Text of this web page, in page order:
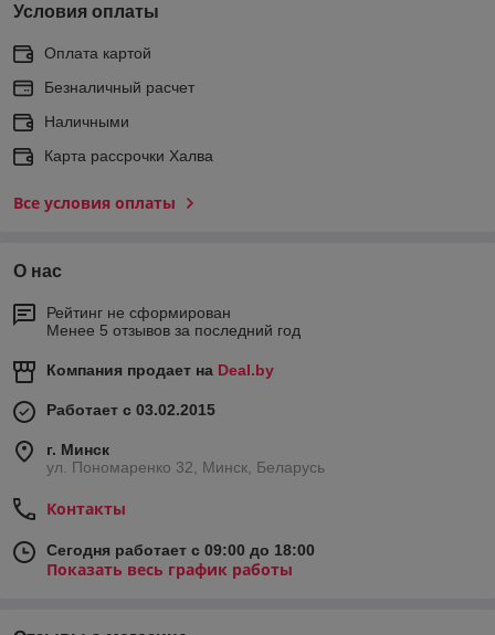
Условия оплаты
Оплата картой
Безналичный расчет
Наличными
Карта рассрочки Халва
Все условия оплаты
О нас
Рейтинг не сформирован
Менее 5 отзывов за последний год
Компания продает на Deal.by
Работает с 03.02.2015
г. Минск
ул. Пономаренко 32, Минск, Беларусь
Контакты
Сегодня работает с 09:00 до 18:00
Показать весь график работы